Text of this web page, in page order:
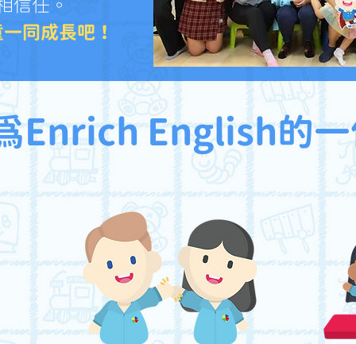
信任。
同成長吧！
Enrich English的一